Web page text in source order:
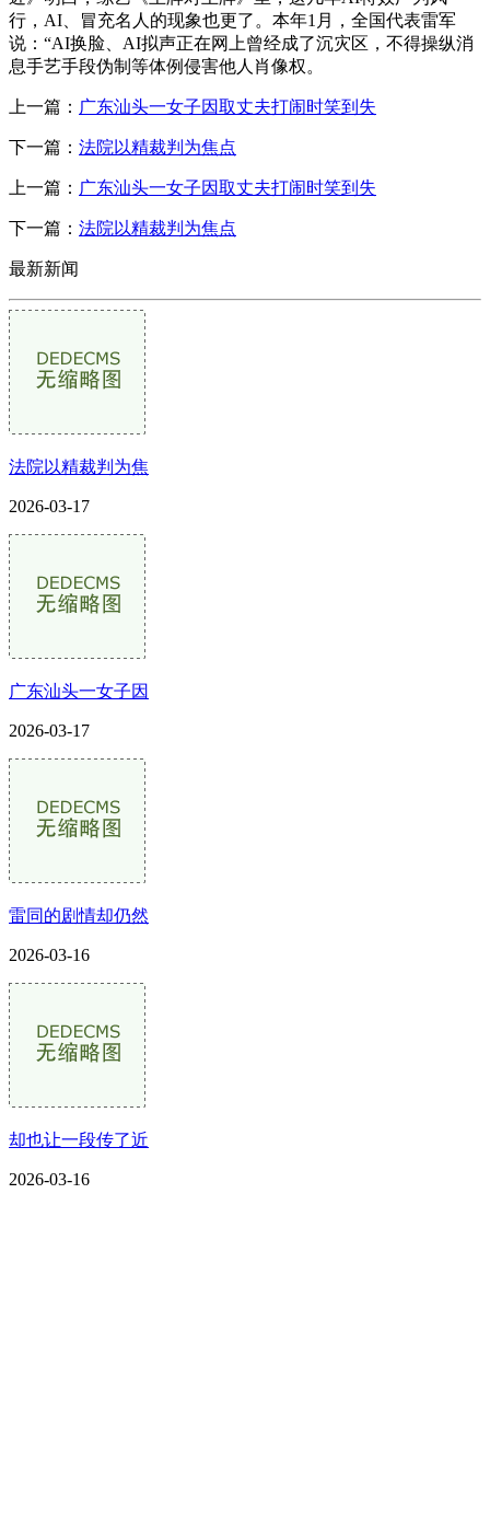
行，AI、冒充名人的现象也更了。本年1月，全国代表雷军
说：“AI换脸、AI拟声正在网上曾经成了沉灾区，不得操纵消
息手艺手段伪制等体例侵害他人肖像权。
上一篇： 广东汕头一女子因取丈夫打闹时笑到失
下一篇： 法院以精裁判为焦点
上一篇： 广东汕头一女子因取丈夫打闹时笑到失
下一篇： 法院以精裁判为焦点
最新新闻
法院以精裁判为焦
2026-03-17
广东汕头一女子因
2026-03-17
雷同的剧情却仍然
2026-03-16
却也让一段传了近
2026-03-16